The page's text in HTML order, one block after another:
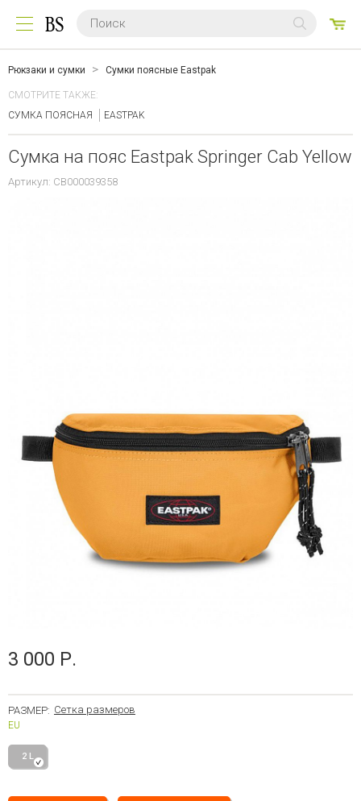
Рюкзаки и сумки Сумки поясные Eastpak
СМОТРИТЕ ТАКЖЕ:
СУМКА ПОЯСНАЯ
EASTPAK
Сумка на пояс Eastpak Springer Cab Yellow
Артикул: CB000039358
3 000 Р.
РАЗМЕР: Сетка размеров
EU
2 L